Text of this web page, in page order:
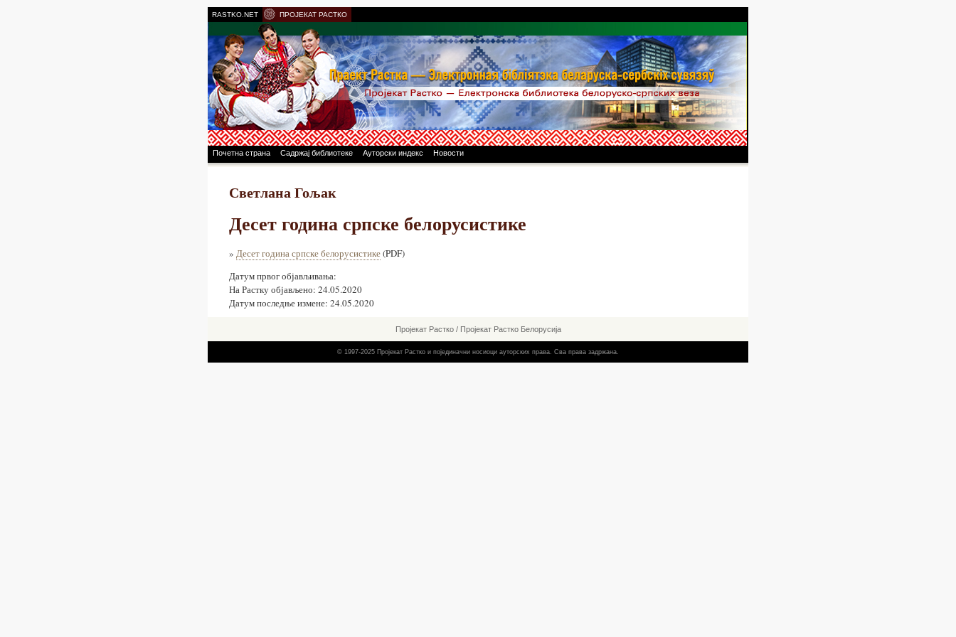
RASTKO.NET ПРОЈЕКАТ РАСТКО
Почетна страна Садржај библиотеке Ауторски индекс Новости
Светлана Гољак
Десет година српске белорусистике
» Десет година српске белорусистике(PDF)
Датум првог објављивања:
На Растку објављено: 24.05.2020
Датум последње измене: 24.05.2020
Пројекат Растко/ Пројекат Растко Белорусија
© 1997-2025 Пројекат Растко и појединачни носиоци ауторских права. Сва права задржана.